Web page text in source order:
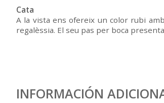
Cata
A la vista ens ofereix un color rubi
regalèssia. El seu pas per boca
INFORMACIÓN